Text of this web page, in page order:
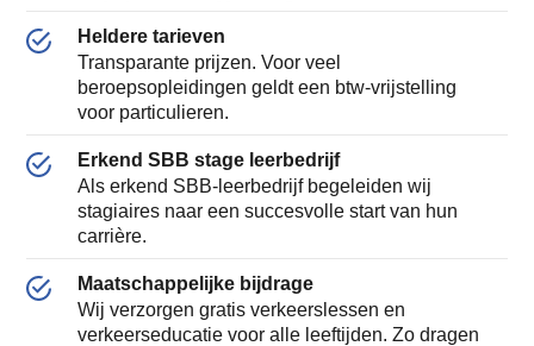
Heldere tarieven
Transparante prijzen. Voor veel
beroepsopleidingen geldt een btw-vrijstelling
voor particulieren.
Erkend SBB stage leerbedrijf
Als erkend SBB-leerbedrijf begeleiden wij
stagiaires naar een succesvolle start van hun
carrière.
Maatschappelijke bijdrage
Wij verzorgen gratis verkeerslessen en
verkeerseducatie voor alle leeftijden. Zo dragen